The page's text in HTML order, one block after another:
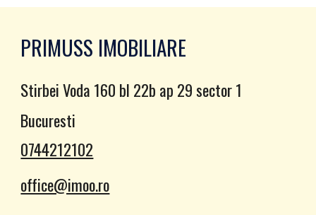
PRIMUSS IMOBILIARE
Stirbei Voda 160 bl 22b ap 29 sector 1
Bucuresti
0744212102
office@imoo.ro